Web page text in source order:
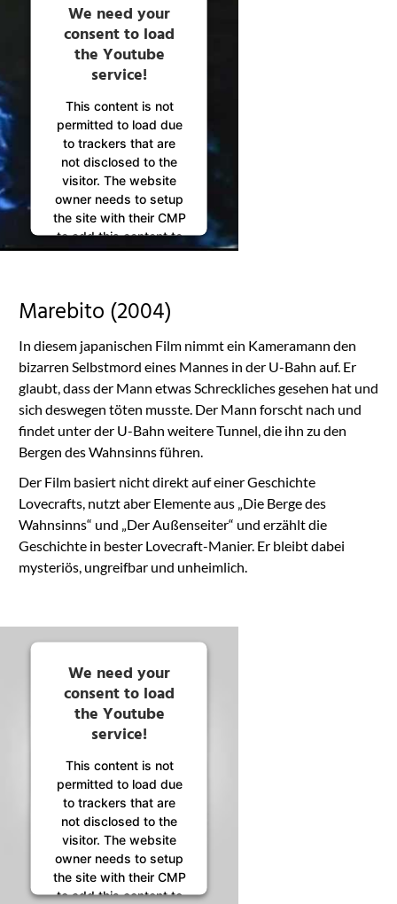
We need your
consent to load
the Youtube
service!
This content is not
permitted to load due
to trackers that are
not disclosed to the
visitor. The website
owner needs to setup
the site with their CMP
to add this content to
the list of technologies
Usercentrics Consent
Platform
Marebito (2004)
In diesem japanischen Film nimmt ein Kameramann den
bizarren Selbstmord eines Mannes in der U-Bahn auf. Er
glaubt, dass der Mann etwas Schreckliches gesehen hat und
sich deswegen töten musste. Der Mann forscht nach und
findet unter der U-Bahn weitere Tunnel, die ihn zu den
Bergen des Wahnsinns führen.
Der Film basiert nicht direkt auf einer Geschichte
Lovecrafts, nutzt aber Elemente aus „Die Berge des
Wahnsinns“ und „Der Außenseiter“ und erzählt die
Geschichte in bester Lovecraft-Manier. Er bleibt dabei
mysteriös, ungreifbar und unheimlich.
We need your
consent to load
the Youtube
service!
This content is not
permitted to load due
to trackers that are
not disclosed to the
visitor. The website
owner needs to setup
the site with their CMP
to add this content to